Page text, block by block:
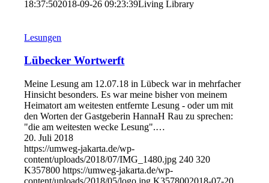
18:37:502018-09-26 09:23:39Living Library
Lesungen
Lübecker Wortwerft
Meine Lesung am 12.07.18 in Lübeck war in mehrfacher
Hinsicht besonders. Es war meine bisher von meinem
Heimatort am weitesten entfernte Lesung - oder um mit
den Worten der Gastgeberin HannaH Rau zu sprechen:
"die am weitesten wecke Lesung".…
20. Juli 2018
https://umweg-jakarta.de/wp-
content/uploads/2018/07/IMG_1480.jpg 240 320
K357800 https://umweg-jakarta.de/wp-
content/uploads/2018/05/logo.jpg K3578002018-07-20